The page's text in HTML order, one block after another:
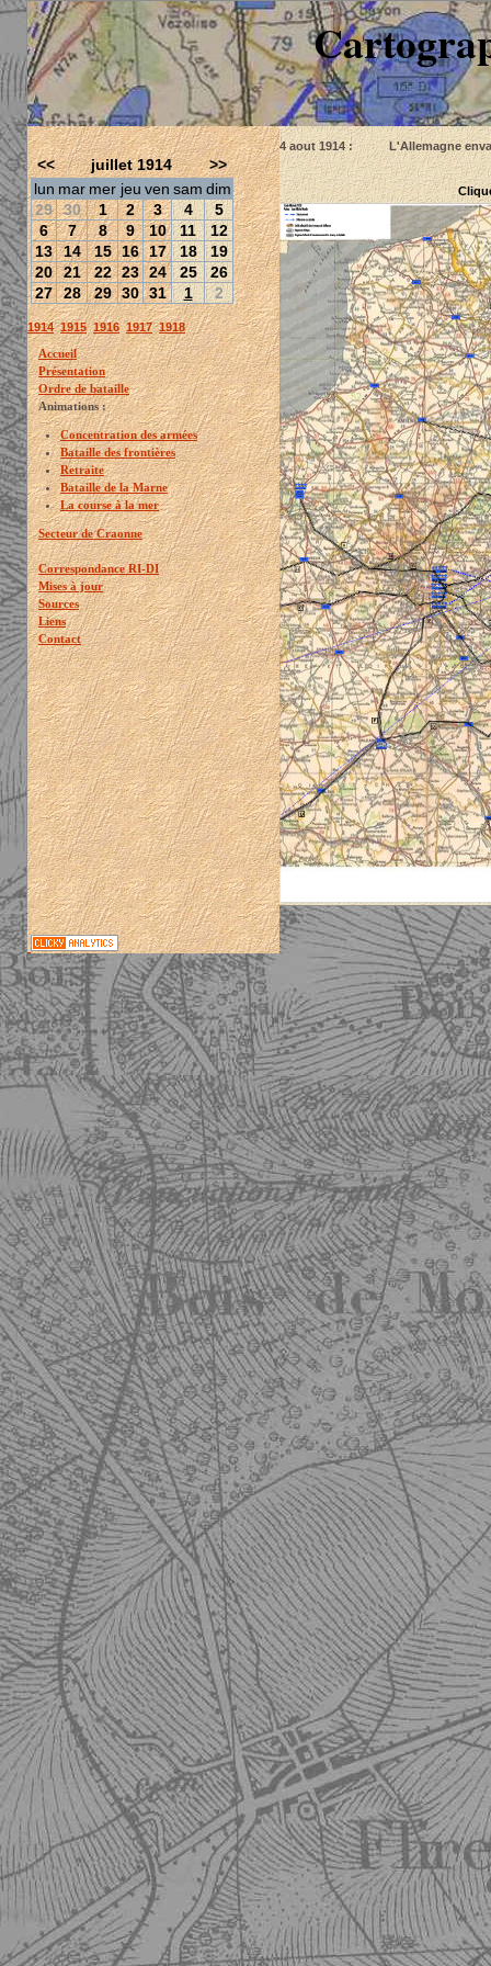
<< juillet 1914
>>
lun mar mer jeu ven sam dim
29 30 1 2 3 4
5
6
7 8 9 10 11
12
13 14 15 16 17 18
19
20 21 22 23 24 25
26
27 28 29 30 31 1 2
1914 1915 1916 1917 1918
Accueil
Présentation
Ordre de bataille
Animations :
Concentration des armées
Bataille des frontières
Retraite
Bataille de la Marne
La course à la mer
Secteur de Craonne
Correspondance RI-DI
Mises à jour
Sources
Liens
Contact
4 aout 1914 : L'Allemagne